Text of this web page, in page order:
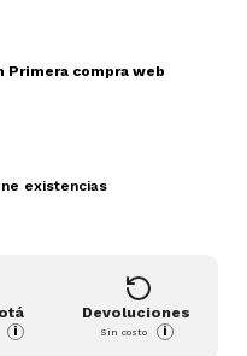
Primera compra web
existencias
i
Devoluciones
Sin costo i